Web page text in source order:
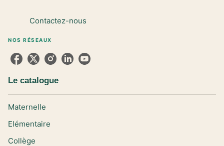
Contactez-nous
NOS RÉSEAUX
Le catalogue
Maternelle
Elémentaire
Collège